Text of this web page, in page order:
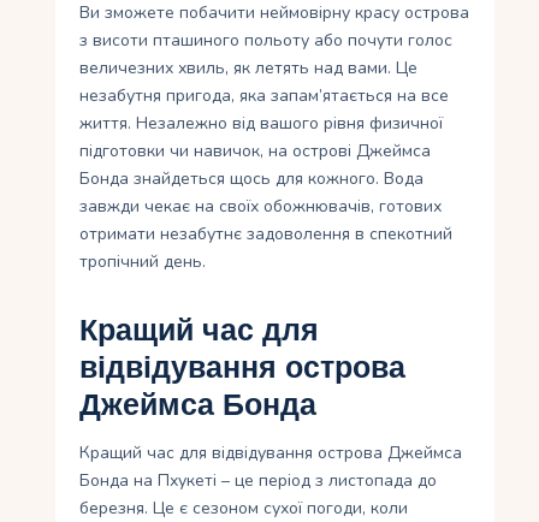
Ви зможете побачити неймовірну красу острова
з висоти пташиного польоту або почути голос
величезних хвиль, як летять над вами. Це
незабутня пригода, яка запам’ятається на все
життя. Незалежно від вашого рівня физичної
підготовки чи навичок, на острові Джеймса
Бонда знайдеться щось для кожного. Вода
завжди чекає на своїх обожнювачів, готових
отримати незабутнє задоволення в спекотний
тропічний день.
Кращий час для
відвідування острова
Джеймса Бонда
Кращий час для відвідування острова Джеймса
Бонда на Пхукеті – це період з листопада до
березня. Це є сезоном сухої погоди, коли